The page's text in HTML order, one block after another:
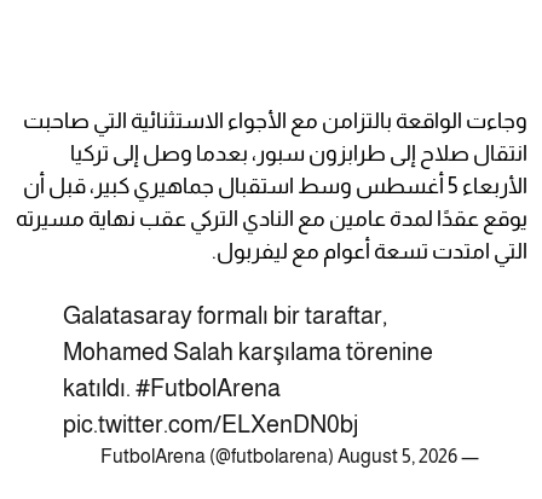
وجاءت الواقعة بالتزامن مع الأجواء الاستثنائية التي صاحبت
انتقال صلاح إلى طرابزون سبور، بعدما وصل إلى تركيا
الأربعاء 5 أغسطس وسط استقبال جماهيري كبير، قبل أن
يوقع عقدًا لمدة عامين مع النادي التركي عقب نهاية مسيرته
التي امتدت تسعة أعوام مع ليفربول.
Galatasaray formalı bir taraftar,
Mohamed Salah karşılama törenine
katıldı. #FutbolArena
pic.twitter.com/ELXenDN0bj
— FutbolArena (@futbolarena)
August 5, 2026